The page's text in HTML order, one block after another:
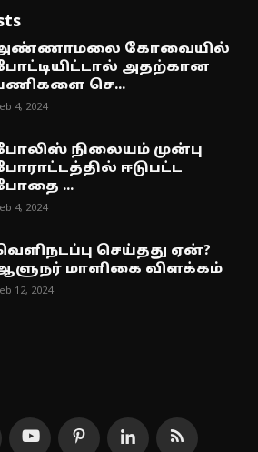
கோவையில்
அதற்கான
செ...
4, 2024
நிலையம் முன்பு
ஈடுபட்ட
...
4, 2024
செய்தது ஏன்?
மாளிகை விளக்கம்
12, 2024